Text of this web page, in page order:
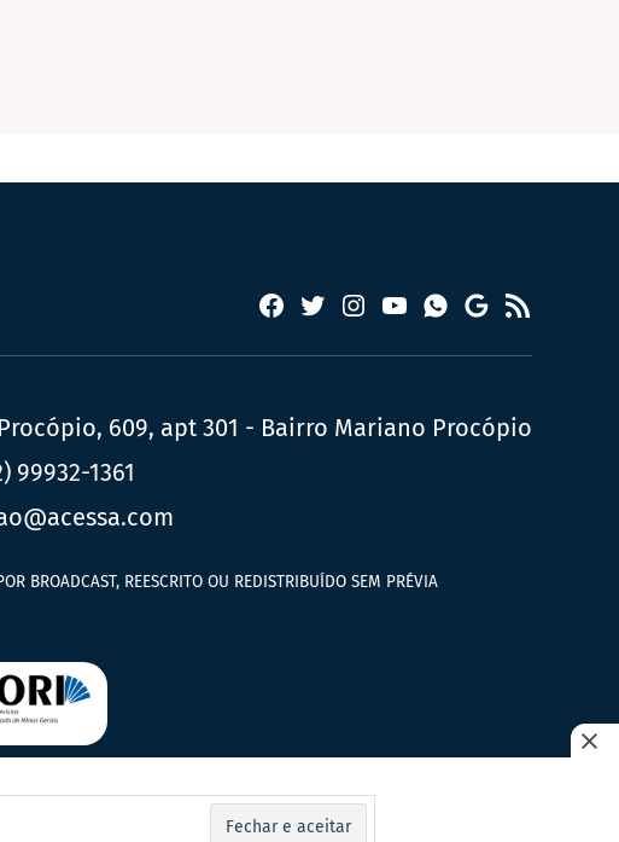
Facebook
TwitterInstagram
YouTubeWhatsapp
Google
News
RSS
609, apt 301 - Bairro Mariano Procópio
99932-1361
BROADCAST, REESCRITO OU REDISTRIBUÍDO SEM PRÉVIA